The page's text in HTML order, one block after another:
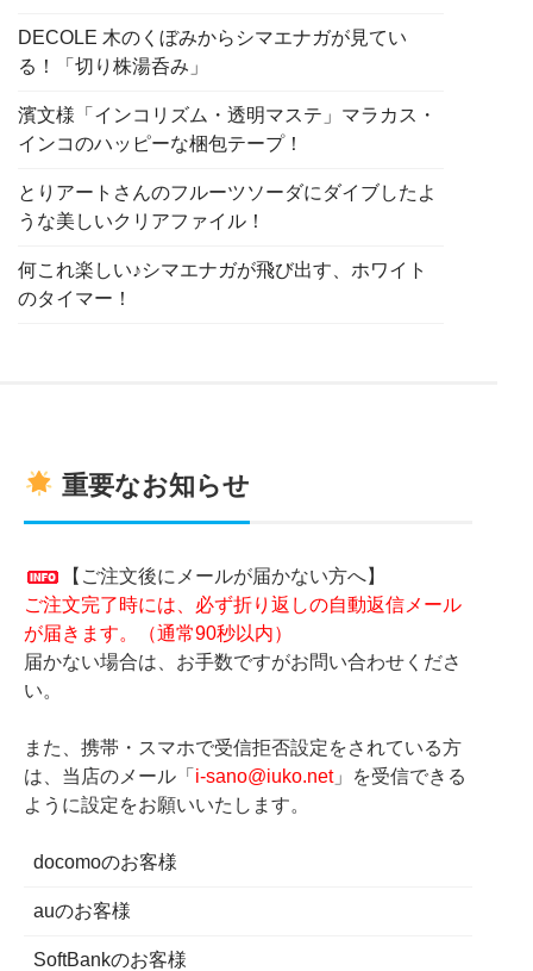
DECOLE 木のくぼみからシマエナガが見てい
る！「切り株湯呑み」
濱文様「インコリズム・透明マステ」マラカス・
インコのハッピーな梱包テープ！
とりアートさんのフルーツソーダにダイブしたよ
うな美しいクリアファイル！
何これ楽しい♪シマエナガが飛び出す、ホワイト
のタイマー！
重要なお知らせ
【ご注文後にメールが届かない方へ】
ご注文完了時には、必ず折り返しの自動返信メール
が届きます。（通常90秒以内）
届かない場合は、お手数ですがお問い合わせくださ
い。
また、携帯・スマホで受信拒否設定をされている方
は、当店のメール「 i-sano@iuko.net」を受信できる
ように設定をお願いいたします。
docomoのお客様
auのお客様
SoftBankのお客様